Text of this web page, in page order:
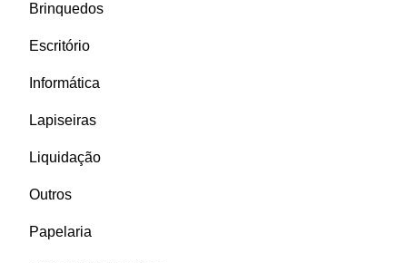
Brinquedos
Escritório
Informática
Lapiseiras
Liquidação
Outros
Papelaria